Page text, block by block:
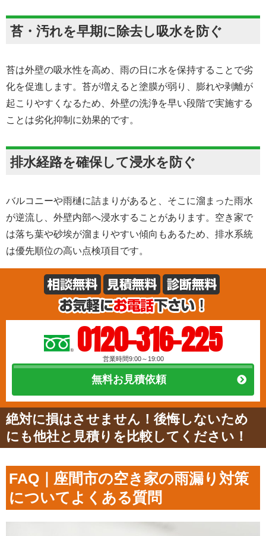
苔・汚れを早期に除去し吸水を防ぐ
苔は外壁の吸水性を高め、雨の日に水を保持することで劣
化を促進します。苔が増えると塗膜が弱り、膨れや剥離が
起こりやすくなるため、外壁の洗浄を早い段階で実施する
ことは劣化抑制に効果的です。
排水経路を確保して浸水を防ぐ
バルコニーや雨樋に詰まりがあると、そこに溜まった雨水
が逆流し、外壁内部へ浸水することがあります。空き家で
は落ち葉や砂埃が溜まりやすい傾向もあるため、排水系統
は優先順位の高い点検項目です。
0120-316-225
営業時間9:00～19:00
無料お見積依頼
絶対に損はさせません！後悔しないため
にも他社と見積りを比較してください！
FAQ｜座間市の空き家の雨漏り対策
についてよくある質問